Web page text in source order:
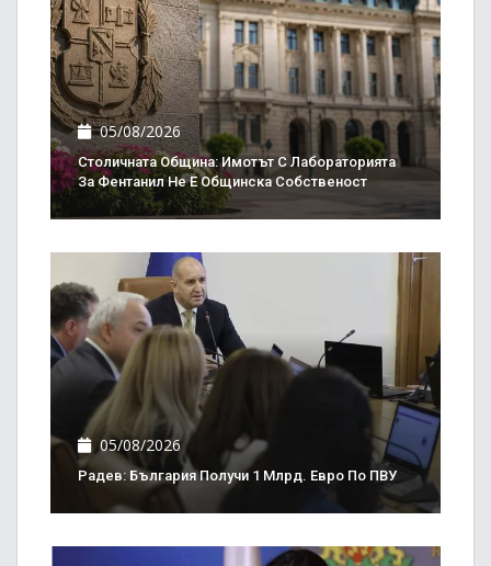
05/08/2026
Столичната Община: Имотът С Лабораторията
За Фентанил Не Е Общинска Собственост
05/08/2026
Радев: България Получи 1 Млрд. Евро По ПВУ